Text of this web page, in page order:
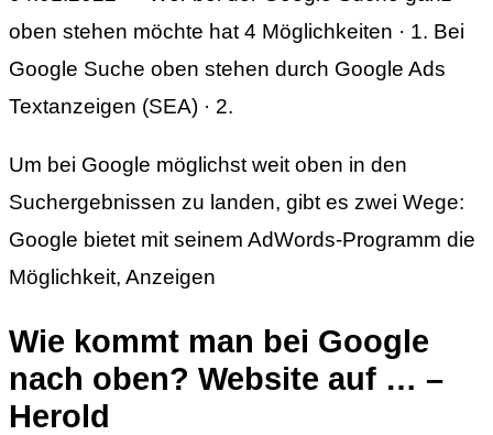
oben stehen möchte hat 4 Möglichkeiten · 1. Bei
Google Suche oben stehen durch Google Ads
Textanzeigen (SEA) · 2.
Um bei Google möglichst weit oben in den
Suchergebnissen zu landen, gibt es zwei Wege:
Google bietet mit seinem AdWords-Programm die
Möglichkeit, Anzeigen
Wie kommt man bei Google
nach oben? Website auf … –
Herold